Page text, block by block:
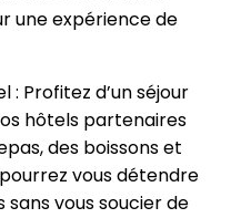
une expérience de
Profitez d’un séjour
hôtels partenaires
des boissons et
vous détendre
vous soucier de